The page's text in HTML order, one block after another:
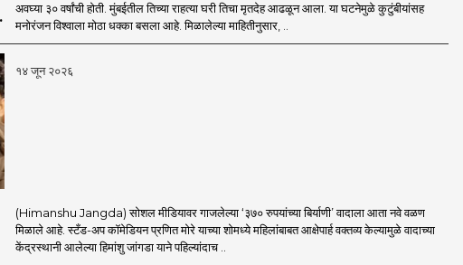
अवघ्या ३० वर्षांची होती. मुंबईतील तिच्या राहत्या घरी तिचा मृतदेह आढळून आला. या घटनेमुळे कुटुंबीयांसह
मनोरंजन विश्वाला मोठा धक्का बसला आहे. मिळालेल्या माहितीनुसार, ..
१४ जून २०२६
(Himanshu Jangda) सोशल मीडियावर गाजलेल्या ‘३७० रुपयांच्या बिर्याणी’ वादाला आता नवे वळण
मिळाले आहे. स्टँड-अप कॉमेडियन प्रणित मोरे याच्या शोमध्ये महिलांबाबत आक्षेपार्ह वक्तव्य केल्यामुळे वादाच्या
केंद्रस्थानी आलेल्या हिमांशु जांगडा याने पहिल्यांदाच ..